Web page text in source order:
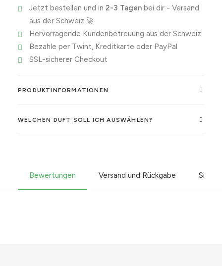
Jetzt bestellen und in 2-3 Tagenbei dir - Versand
aus der Schweiz 🚀
Hervorragende Kundenbetreuung aus der Schweiz
Bezahle per Twint, Kreditkarte oder PayPal
SSL-sicherer Checkout
PRODUKTINFORMATIONEN
WELCHEN DUFT SOLL ICH AUSWÄHLEN?
Bewertungen Versand und Rückgabe